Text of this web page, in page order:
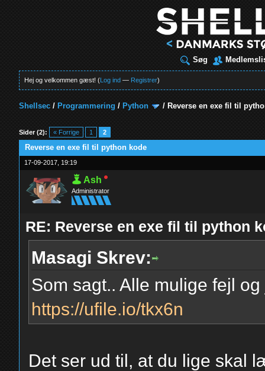
Søg
Hej og velkommen gæst! (Log ind — Registrer)
Shellsec / Programmering / Python / Reverse en exe fil til
Sider (2): « Forrige 1 2
Reverse en exe fil til python kode
17-09-2017, 19:19
Ash
Administrator
RE: Reverse en exe fil til python
Masagi Skrev:
Som sagt.. Alle mulige fejl
https://ufile.io/tkx6n
Det ser ud til, at du lige skal